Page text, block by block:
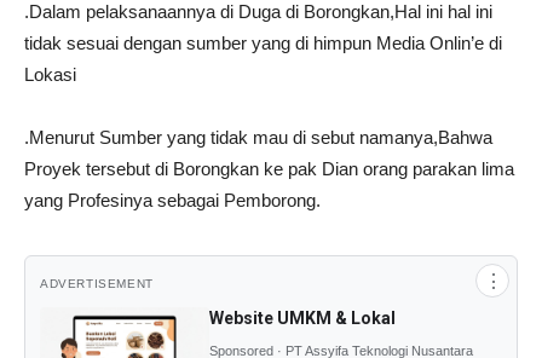
.Dalam pelaksanaannya di Duga di Borongkan,Hal ini hal ini
tidak sesuai dengan sumber yang di himpun Media Onlin’e di
Lokasi
.Menurut Sumber yang tidak mau di sebut namanya,Bahwa
Proyek tersebut di Borongkan ke pak Dian orang parakan lima
yang Profesinya sebagai Pemborong.
ADVERTISEMENT ⋮
Website UMKM & Lokal
Sponsored · PT Assyifa Teknologi Nusantara